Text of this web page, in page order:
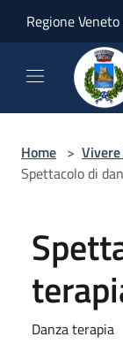
Regione
Home >
Spettacolo di
Danza terapia